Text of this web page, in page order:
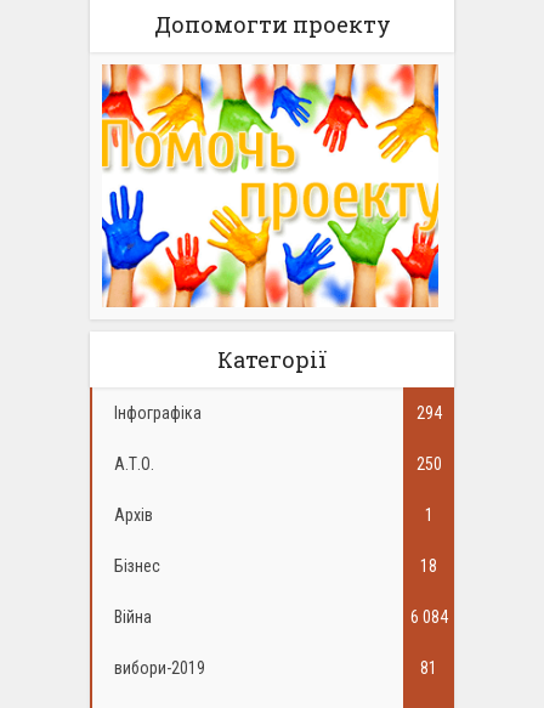
Допомогти проекту
Категорії
Інфографіка 294
А.Т.О. 250
Архів 1
Бізнес 18
Війна 6 084
вибори-2019 81